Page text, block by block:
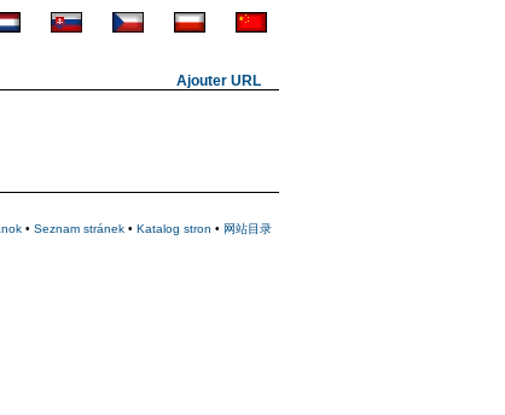
Ajouter URL
• Seznam stránek • Katalog stron • 网站目录